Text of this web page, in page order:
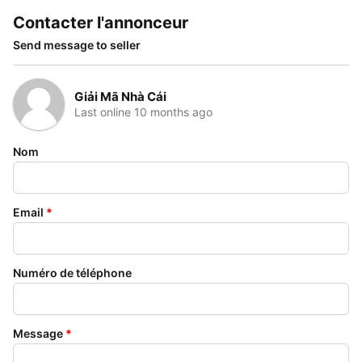
Contacter l'annonceur
Send message to seller
Giải Mã Nhà Cái
Last online 10 months ago
Nom
Email *
Numéro de téléphone
Message *